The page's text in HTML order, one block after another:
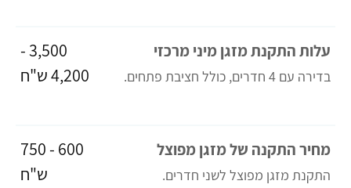
עלות התקנת מזגן מיני מרכזי
בדירה עם 4 חדרים, כולל חציבת פתחים.
3,500 -
4,200 ש"ח
מחיר התקנה של מזגן מפוצל
התקנת מזגן מפוצל לשני חדרים.
600 - 750
ש"ח